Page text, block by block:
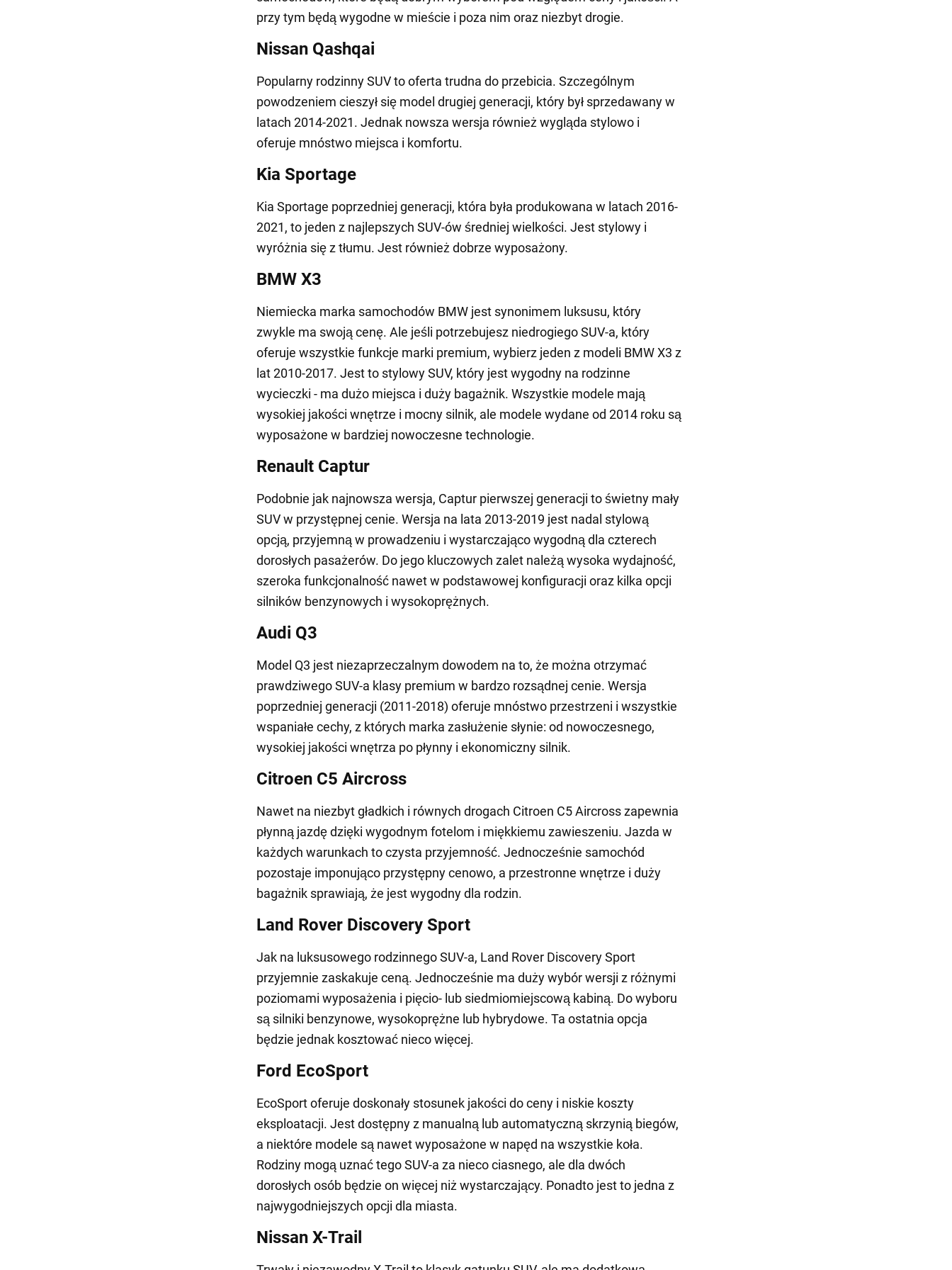
przy tym będą wygodne w mieście i poza nim oraz niezbyt drogie.
Nissan Qashqai
Popularny rodzinny SUV to oferta trudna do przebicia. Szczególnym
powodzeniem cieszył się model drugiej generacji, który był sprzedawany w
latach 2014-2021. Jednak nowsza wersja również wygląda stylowo i
oferuje mnóstwo miejsca i komfortu.
Kia Sportage
Kia Sportage poprzedniej generacji, która była produkowana w latach 2016-
2021, to jeden z najlepszych SUV-ów średniej wielkości. Jest stylowy i
wyróżnia się z tłumu. Jest również dobrze wyposażony.
BMW X3
Niemiecka marka samochodów BMW jest synonimem luksusu, który
zwykle ma swoją cenę. Ale jeśli potrzebujesz niedrogiego SUV-a, który
oferuje wszystkie funkcje marki premium, wybierz jeden z modeli BMW X3 z
lat 2010-2017. Jest to stylowy SUV, który jest wygodny na rodzinne
wycieczki - ma dużo miejsca i duży bagażnik. Wszystkie modele mają
wysokiej jakości wnętrze i mocny silnik, ale modele wydane od 2014 roku są
wyposażone w bardziej nowoczesne technologie.
Renault Captur
Podobnie jak najnowsza wersja, Captur pierwszej generacji to świetny mały
SUV w przystępnej cenie. Wersja na lata 2013-2019 jest nadal stylową
opcją, przyjemną w prowadzeniu i wystarczająco wygodną dla czterech
dorosłych pasażerów. Do jego kluczowych zalet należą wysoka wydajność,
szeroka funkcjonalność nawet w podstawowej konfiguracji oraz kilka opcji
silników benzynowych i wysokoprężnych.
Audi Q3
Model Q3 jest niezaprzeczalnym dowodem na to, że można otrzymać
prawdziwego SUV-a klasy premium w bardzo rozsądnej cenie. Wersja
poprzedniej generacji (2011-2018) oferuje mnóstwo przestrzeni i wszystkie
wspaniałe cechy, z których marka zasłużenie słynie: od nowoczesnego,
wysokiej jakości wnętrza po płynny i ekonomiczny silnik.
Citroen C5 Aircross
Nawet na niezbyt gładkich i równych drogach Citroen C5 Aircross zapewnia
płynną jazdę dzięki wygodnym fotelom i miękkiemu zawieszeniu. Jazda w
każdych warunkach to czysta przyjemność. Jednocześnie samochód
pozostaje imponująco przystępny cenowo, a przestronne wnętrze i duży
bagażnik sprawiają, że jest wygodny dla rodzin.
Land Rover Discovery Sport
Jak na luksusowego rodzinnego SUV-a, Land Rover Discovery Sport
przyjemnie zaskakuje ceną. Jednocześnie ma duży wybór wersji z różnymi
poziomami wyposażenia i pięcio- lub siedmiomiejscową kabiną. Do wyboru
są silniki benzynowe, wysokoprężne lub hybrydowe. Ta ostatnia opcja
będzie jednak kosztować nieco więcej.
Ford EcoSport
EcoSport oferuje doskonały stosunek jakości do ceny i niskie koszty
eksploatacji. Jest dostępny z manualną lub automatyczną skrzynią biegów,
a niektóre modele są nawet wyposażone w napęd na wszystkie koła.
Rodziny mogą uznać tego SUV-a za nieco ciasnego, ale dla dwóch
dorosłych osób będzie on więcej niż wystarczający. Ponadto jest to jedna z
najwygodniejszych opcji dla miasta.
Nissan X-Trail